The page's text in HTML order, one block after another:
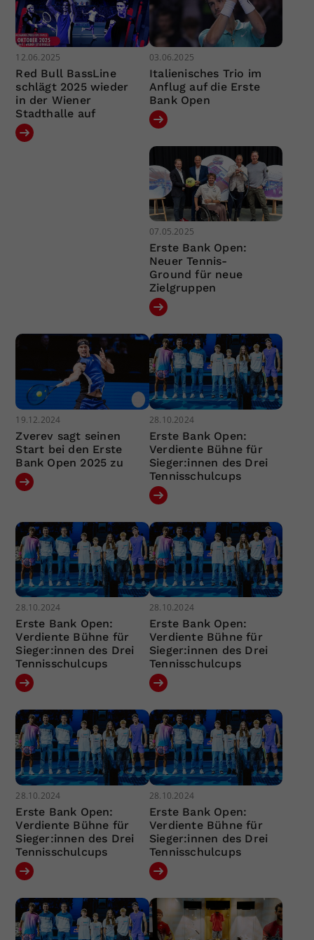
12.06.2025
Red Bull BassLine
schlägt 2025 wieder
in der Wiener
Stadthalle auf
03.06.2025
Italienisches Trio im
Anflug auf die Erste
Bank Open
07.05.2025
Erste Bank Open:
Neuer Tennis-
Ground für neue
Zielgruppen
19.12.2024
Zverev sagt seinen
Start bei den Erste
Bank Open 2025 zu
28.10.2024
Erste Bank Open:
Verdiente Bühne für
Sieger:innen des Drei
Tennisschulcups
28.10.2024
Erste Bank Open:
Verdiente Bühne für
Sieger:innen des Drei
Tennisschulcups
28.10.2024
Erste Bank Open:
Verdiente Bühne für
Sieger:innen des Drei
Tennisschulcups
28.10.2024
Erste Bank Open:
Verdiente Bühne für
Sieger:innen des Drei
Tennisschulcups
28.10.2024
Erste Bank Open:
Verdiente Bühne für
Sieger:innen des Drei
Tennisschulcups